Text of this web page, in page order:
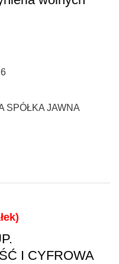
SPÓŁKA JAWNA
I CYFROWA